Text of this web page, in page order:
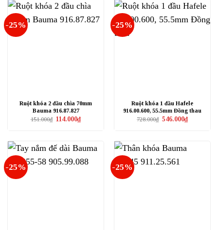
-25%
Ruột khóa 2 đầu chìa 70mm
Bauma 916.87.827
151.000₫ Giá
114.000₫Giá
hiện
-25%
Ruột khóa 1 đầu Hafele
916.00.600, 55.5mm Đồng thau
728.000₫ Giá
546.000₫Giá
hiện
-25% -25%